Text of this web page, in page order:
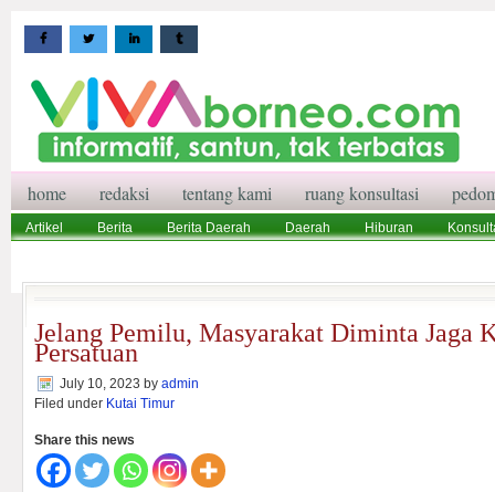
home redaksi tentang kami ruang konsultasi
Artikel Berita Berita Daerah Daerah Hiburan
Jelang Pemilu, Masyarakat Diminta Jaga
Persatuan
July 10, 2023 by admin
Filed under Kutai Timur
Share this news